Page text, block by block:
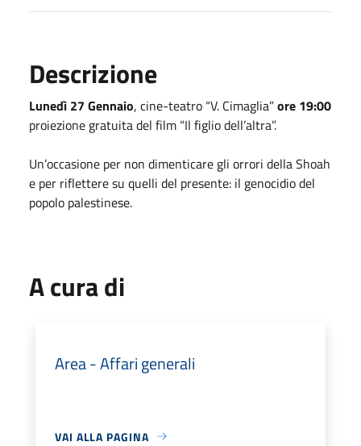
Descrizione
Lunedì 27 Gennaio, cine-teatro “V. Cimaglia”ore 19:00
proiezione gratuita del film “Il figlio dell’altra”.
Un’occasione per non dimenticare gli orrori della Shoah
e per riflettere su quelli del presente: il genocidio del
popolo palestinese.
A cura di
Area - Affari generali
VAI ALLA PAGINA